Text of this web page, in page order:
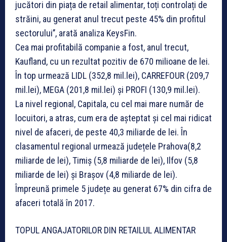
jucători din piața de retail alimentar, toți controlați de
străini, au generat anul trecut peste 45% din profitul
sectorului’’, arată analiza KeysFin.
Cea mai profitabilă companie a fost, anul trecut,
Kaufland, cu un rezultat pozitiv de 670 milioane de lei.
În top urmează LIDL (352,8 mil.lei), CARREFOUR (209,7
mil.lei), MEGA (201,8 mil.lei) și PROFI (130,9 mil.lei).
La nivel regional, Capitala, cu cel mai mare număr de
locuitori, a atras, cum era de așteptat și cel mai ridicat
nivel de afaceri, de peste 40,3 miliarde de lei. În
clasamentul regional urmează județele Prahova(8,2
miliarde de lei), Timiș (5,8 miliarde de lei), Ilfov (5,8
miliarde de lei) și Brașov (4,8 miliarde de lei).
Împreună primele 5 județe au generat 67% din cifra de
afaceri totală în 2017.
TOPUL ANGAJATORILOR DIN RETAILUL ALIMENTAR